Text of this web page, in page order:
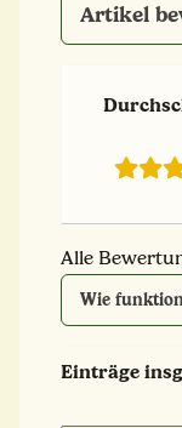
Artikel
Alle
Wie
Einträge